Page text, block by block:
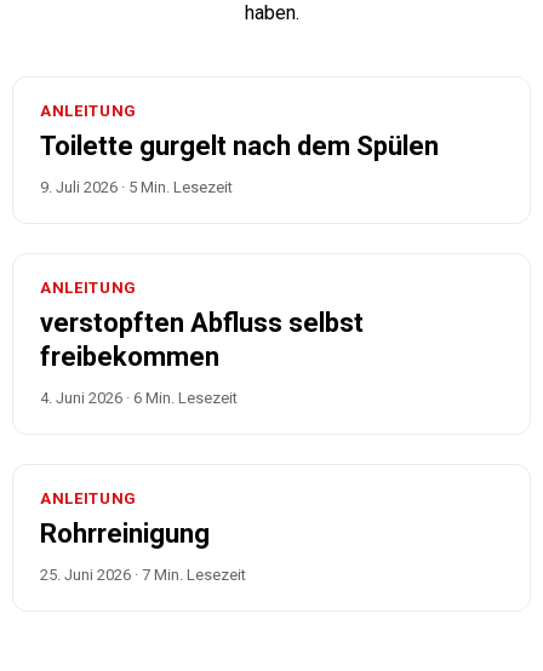
haben.
ANLEITUNG
Toilette gurgelt nach dem Spülen
9. Juli 2026 · 5 Min. Lesezeit
ANLEITUNG
verstopften Abfluss selbst
freibekommen
4. Juni 2026 · 6 Min. Lesezeit
ANLEITUNG
Rohrreinigung
25. Juni 2026 · 7 Min. Lesezeit